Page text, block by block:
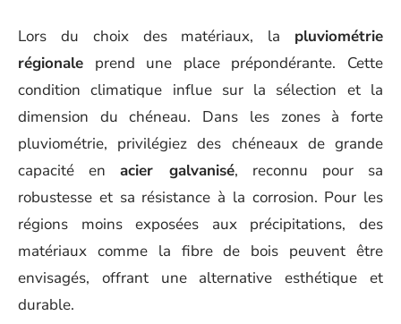
Lors du choix des matériaux, la pluviométrie
régionale prend une place prépondérante. Cette
condition climatique influe sur la sélection et la
dimension du chéneau. Dans les zones à forte
pluviométrie, privilégiez des chéneaux de grande
capacité enacier galvanisé, reconnu pour sa
robustesse et sa résistance à la corrosion. Pour les
régions moins exposées aux précipitations, des
matériaux comme la fibre de bois peuvent être
envisagés, offrant une alternative esthétique et
durable.